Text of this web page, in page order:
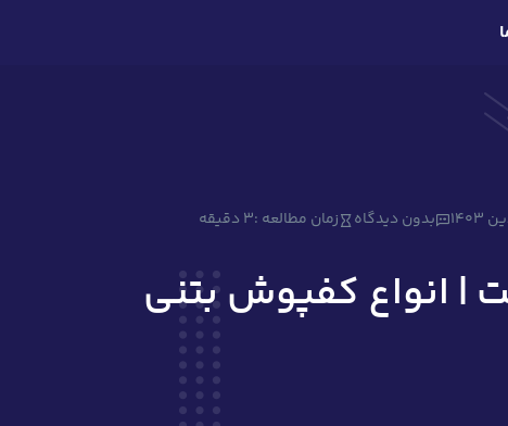
بدون دیدگاه زمان مطالعه :3 دقیقه
انواع کفپوش بتنی